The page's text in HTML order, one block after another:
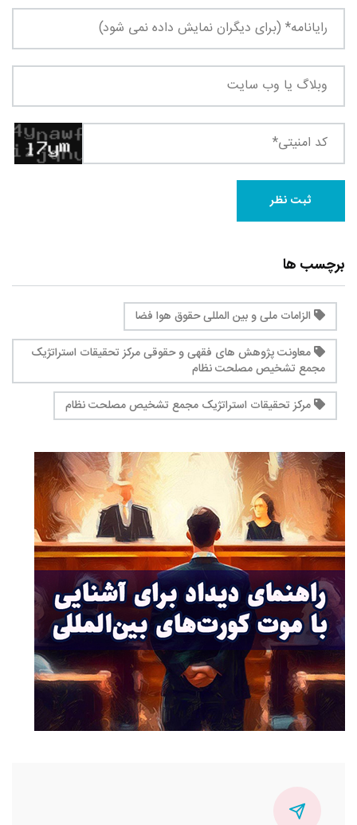
برچسب ها
الزامات ملی و بین ‌المللی حقوق هوا فضا
معاونت پژوهش ‌های فقهی و حقوقی مرکز تحقیقات استراتژیک
مجمع تشخیص مصلحت نظام
مرکز تحقیقات استراتژیک مجمع تشخیص مصلحت نظام